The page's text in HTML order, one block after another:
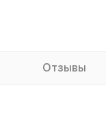
Отзывы